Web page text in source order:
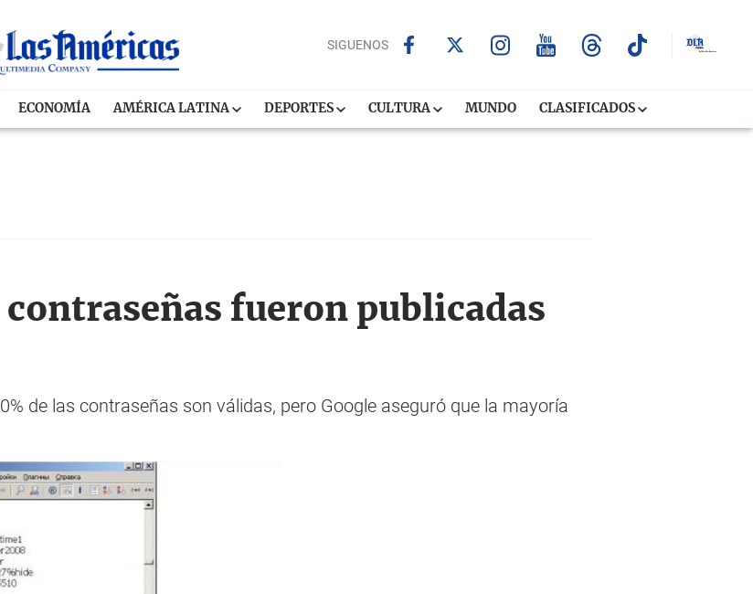
SIGUENOS
ECONOMÍA AMÉRICA LATINA DEPORTES CULTURA MUNDO CLASIFICADOS
fueron publicadas
de las contraseñas son válidas, pero Google aseguró que la mayoría